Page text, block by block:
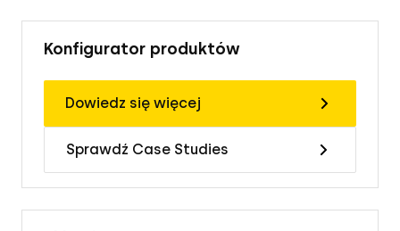
Konfigurator produktów
Dowiedz się więcej
Sprawdź Case Studies